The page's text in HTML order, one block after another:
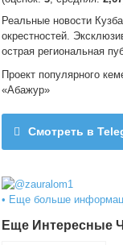
Реальные новости
окрестностей.
острая региональная
Проект популярного
«Абажур»
Смотреть в
• Еще больше
Еще Интересные